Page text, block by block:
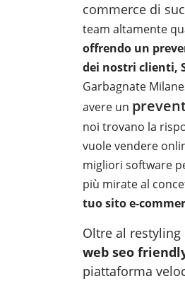
commerce di
team altamente
offrendo un
dei nostri clienti,
Garbagnate
avere un
noi trovano la
vuole vendere
migliori software
più mirate al
tuo sito e-
Oltre al
web seo
piattaforma